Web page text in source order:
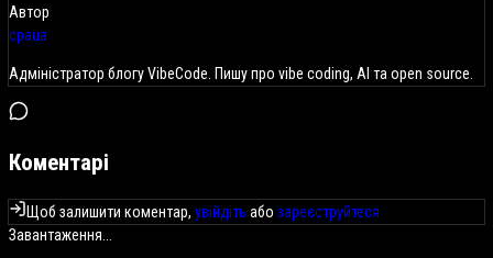
Автор
cpaua
Адміністратор блогу VibeCode. Пишу про vibe coding, AI та open source.
Коментарі
Щоб залишити коментар, увійдіть або зареєструйтеся
Завантаження...